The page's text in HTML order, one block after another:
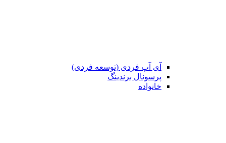
آی آپ فردی (توسعه فردی)
پرسونال برندینگ
خانواده